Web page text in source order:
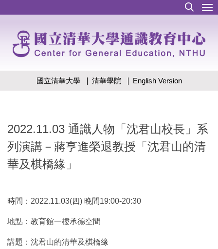
國立清華大學 清華學院 English Version
2022.11.03 通識人物「沈君山校長」系
列演講－蔣亨進榮退教授「沈君山的清
華及棋橋緣」
時間：2022.11.03(四) 晚間19:00-20:30
地點：教育館一樓承德空間
講題：沈君山的清華及棋橋緣